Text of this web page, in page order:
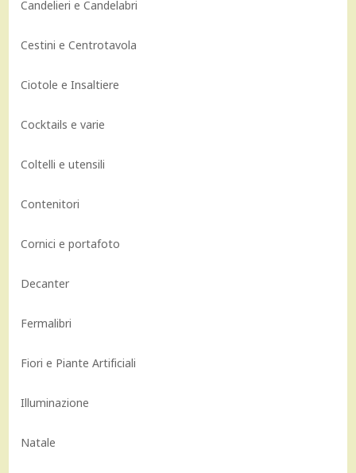
Candelieri e Candelabri
Cestini e Centrotavola
Ciotole e Insaltiere
Cocktails e varie
Coltelli e utensili
Contenitori
Cornici e portafoto
Decanter
Fermalibri
Fiori e Piante Artificiali
Illuminazione
Natale